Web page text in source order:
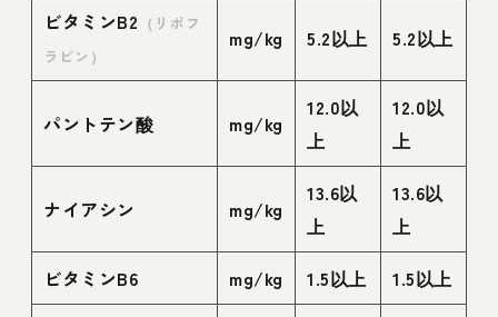
ビタミンB2 （リボフ
ラビン）
mg/kg 5.2以上 5.2以上
パントテン酸 mg/kg
12.0以
上
12.0以
上
ナイアシン mg/kg
13.6以
上
13.6以
上
ビタミンB6
mg/kg 1.5以上 1.5以上